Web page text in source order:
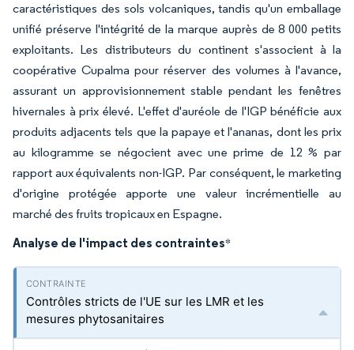
caractéristiques des sols volcaniques, tandis qu'un emballage
unifié préserve l'intégrité de la marque auprès de 8 000 petits
exploitants. Les distributeurs du continent s'associent à la
coopérative Cupalma pour réserver des volumes à l'avance,
assurant un approvisionnement stable pendant les fenêtres
hivernales à prix élevé. L'effet d'auréole de l'IGP bénéficie aux
produits adjacents tels que la papaye et l'ananas, dont les prix
au kilogramme se négocient avec une prime de 12 % par
rapport aux équivalents non-IGP. Par conséquent, le marketing
d'origine protégée apporte une valeur incrémentielle au
marché des fruits tropicaux en Espagne.
Analyse de l'impact des contraintes*
Contrôles stricts de l'UE sur les LMR et les
mesures phytosanitaires